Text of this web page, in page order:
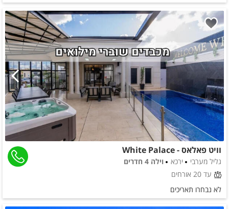
וויט פאלאס - White Palace
גליל מערבי ירכא
וילה 4 חדרים
עד 20 אורחים
לא נבחרו תאריכים